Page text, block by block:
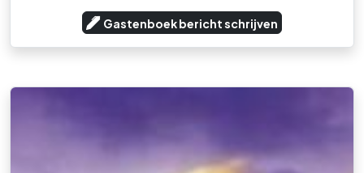
Gastenboek bericht schrijven